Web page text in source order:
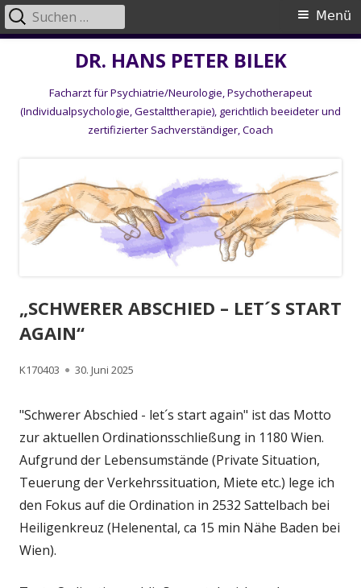
DR. HANS PETER BILEK
Facharzt für Psychiatrie/Neurologie, Psychotherapeut
(Individualpsychologie, Gestalttherapie), gerichtlich beeideter und
zertifizierter Sachverständiger, Coach
Primäres
Menü
Suche
nach:
„SCHWERER ABSCHIED – LET´S START
AGAIN“
Autor
K170403
Veröffentlicht
30. Juni 2025
"Schwerer Abschied - let´s start again" ist das Motto
zur aktuellen Ordinationsschließung in 1180 Wien.
Aufgrund der Lebensumstände (Private Situation,
Teuerung der Verkehrssituation, Miete etc.) lege ich
den Fokus auf die Ordination in 2532 Sattelbach bei
Heiligenkreuz (Helenental, ca 15 min Nähe Baden bei
Wien).